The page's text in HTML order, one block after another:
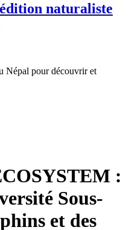
naturaliste
Népal pour découvrir et
:
Sous-
et des